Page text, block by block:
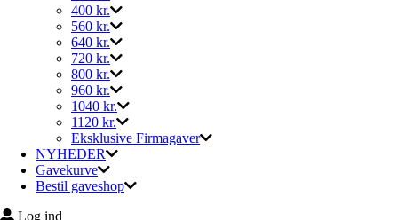
400 kr.
560 kr.
640 kr.
720 kr.
800 kr.
960 kr.
1040 kr.
1120 kr.
Eksklusive Firmagaver
NYHEDER
Gavekurve
Bestil gaveshop
Log ind